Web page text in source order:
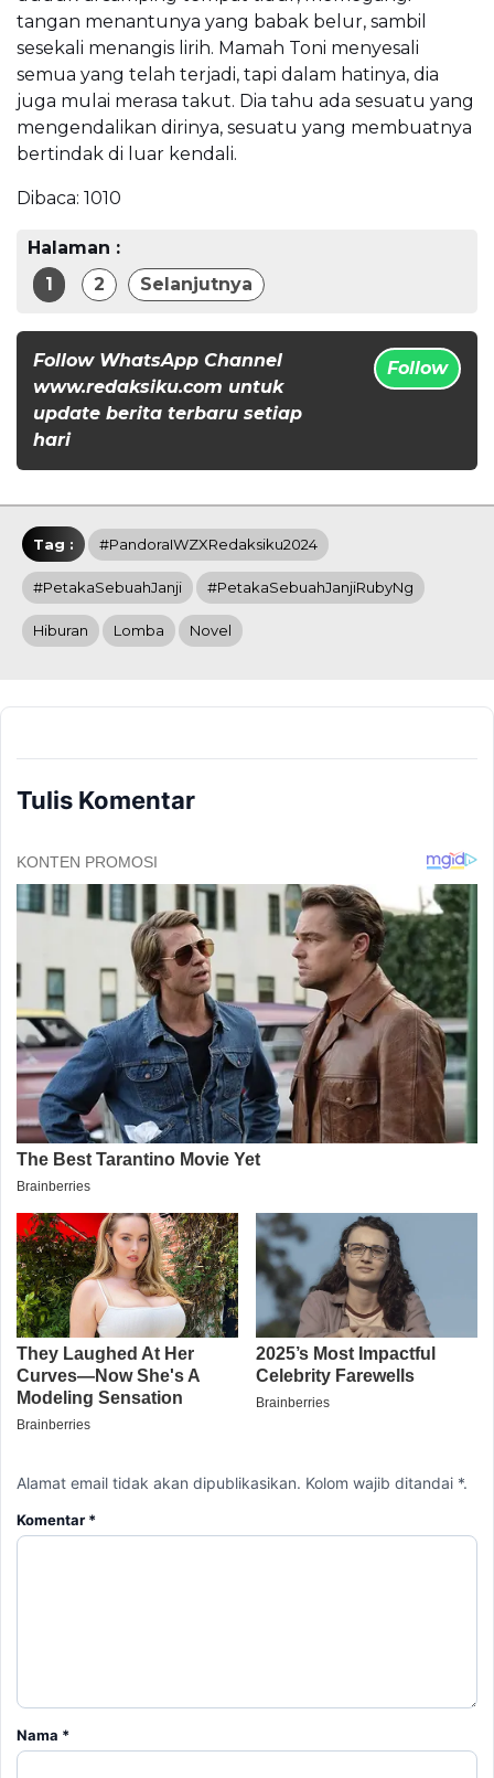
tangan menantunya yang babak belur, sambil
sesekali menangis lirih. Mamah Toni menyesali
semua yang telah terjadi, tapi dalam hatinya, dia
juga mulai merasa takut. Dia tahu ada sesuatu yang
mengendalikan dirinya, sesuatu yang membuatnya
bertindak di luar kendali.
Dibaca: 1010
Halaman :
1
2 Selanjutnya
Follow WhatsApp Channel
www.redaksiku.com untuk
update berita terbaru setiap
hari
Follow
Tag : #PandoraIWZXRedaksiku2024
#PetakaSebuahJanji #PetakaSebuahJanjiRubyNg
Hiburan Lomba Novel
Tulis Komentar
Alamat email tidak akan dipublikasikan. Kolom wajib ditandai *.
Komentar *
Nama *